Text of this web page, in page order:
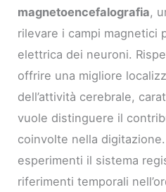
magnetoencefalografia,
rilevare i campi magnetici
elettrica dei neuroni.
offrire una migliore
dell’attività cerebrale,
vuole distinguere il
coinvolte nella
esperimenti il sistema
riferimenti temporali